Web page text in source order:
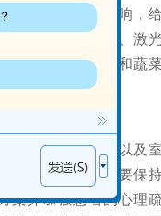
观受到极大的影响，
治疗、外用治疗、激
适当吃新鲜水果和蔬
色素丧失，防晒以及
乐观的心态，还要保
案并加强患者的心理